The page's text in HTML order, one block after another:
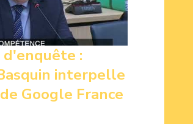
d'enquête :
interpelle
Google France